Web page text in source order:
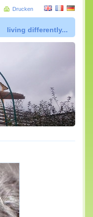
living differently...
Drucken